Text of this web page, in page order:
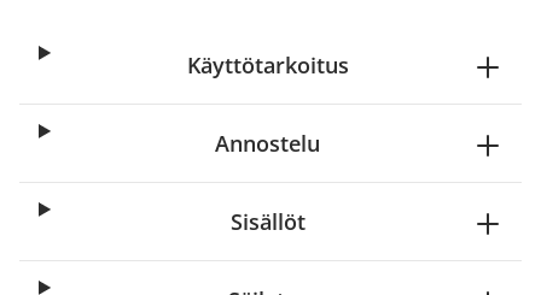
Käyttötarkoitus
Annostelu
Sisällöt